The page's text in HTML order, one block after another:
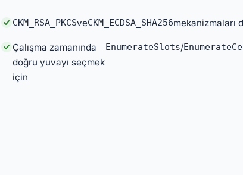
CKM_RSA_PKCSveCKM_ECDSA_SHA256mekanizmaları
Çalışma zamanında
doğru yuvayı seçmek
için
EnumerateSlots/